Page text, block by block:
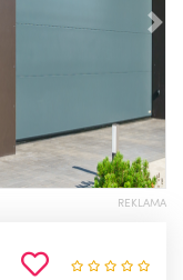
REKLAMA